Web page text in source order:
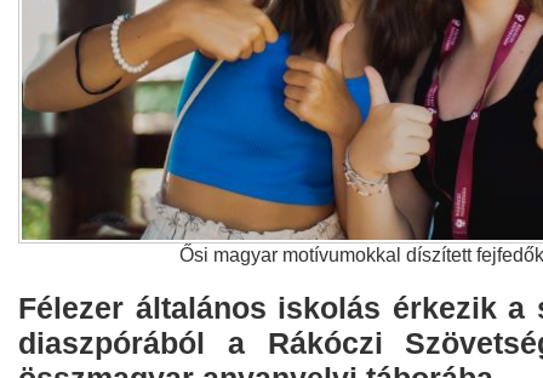
Ősi magyar motívumokkal díszített
Félezer általános iskolás érkezik a
diaszpórából a Rákóczi